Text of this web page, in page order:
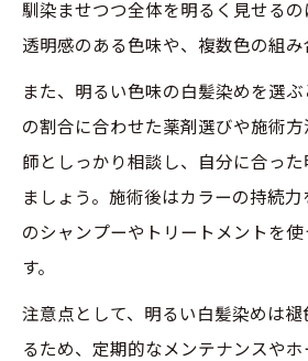
馴染ませつつ全体を明るく見せる
透明感のある色味や、複数色の組み
また、明るい色味の白髪染めを選
の割合に合わせた薬剤選びや施術
師としっかり相談し、自分に合っ
ましょう。施術後はカラーの持続
のシャンプーやトリートメントを
す。
注意点として、明るい白髪染めは
るため、定期的なメンテナンスや